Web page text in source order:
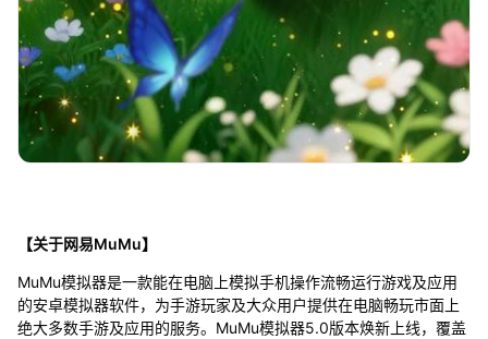
【关于网易MuMu】
MuMu模拟器是一款能在电脑上模拟手机操作流畅运行游戏及应用
的安卓模拟器软件，为手游玩家及大众用户提供在电脑畅玩市面上
绝大多数手游及应用的服务。MuMu模拟器5.0版本焕新上线，覆盖